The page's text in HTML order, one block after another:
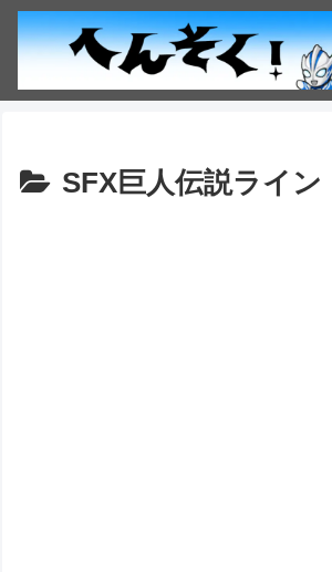
SFX巨人伝説ライン